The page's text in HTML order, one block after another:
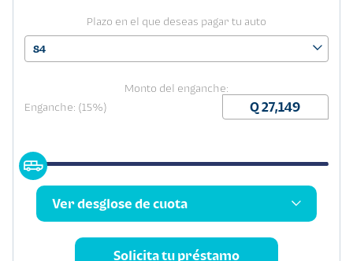
Plazo en el que deseas pagar tu auto
84
Monto del enganche:
Enganche: (15%)
Ver desglose de cuota
Solicita tu préstamo